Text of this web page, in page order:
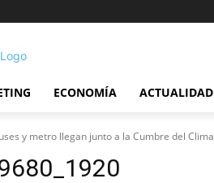
ECONOMÍA ACTUALIDAD
y metro llegan junto a la Cumbre del Clima